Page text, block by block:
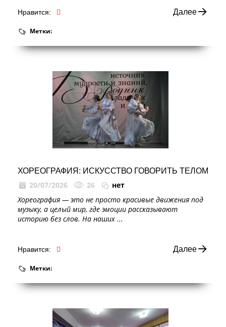
Нравится: Далее
Метки:
ХОРЕОГРАФИЯ: ИСКУССТВО ГОВОРИТЬ ТЕЛОМ
20/07/2026 26
нет
Хореография — это не просто красивые движения под
музыку, а целый мир, где эмоции рассказывают
историю без слов. На наших ...
Нравится: Далее
Метки: